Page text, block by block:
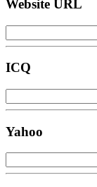
Website URL
ICQ
Yahoo